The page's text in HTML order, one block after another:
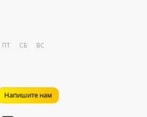
ПТ СБ ВС
Напишите нам